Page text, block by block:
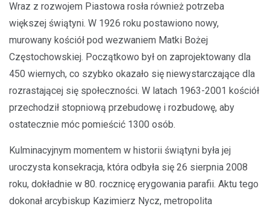
Wraz z rozwojem Piastowa rosła również potrzeba
większej świątyni. W 1926 roku postawiono nowy,
murowany kościół pod wezwaniem Matki Bożej
Częstochowskiej. Początkowo był on zaprojektowany dla
450 wiernych, co szybko okazało się niewystarczające dla
rozrastającej się społeczności. W latach 1963-2001 kościół
przechodził stopniową przebudowę i rozbudowę, aby
ostatecznie móc pomieścić 1300 osób.
Kulminacyjnym momentem w historii świątyni była jej
uroczysta konsekracja, która odbyła się 26 sierpnia 2008
roku, dokładnie w 80. rocznicę erygowania parafii. Aktu tego
dokonał arcybiskup Kazimierz Nycz, metropolita